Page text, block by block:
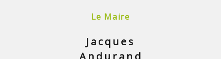
Le Maire
Jacques
Andurand